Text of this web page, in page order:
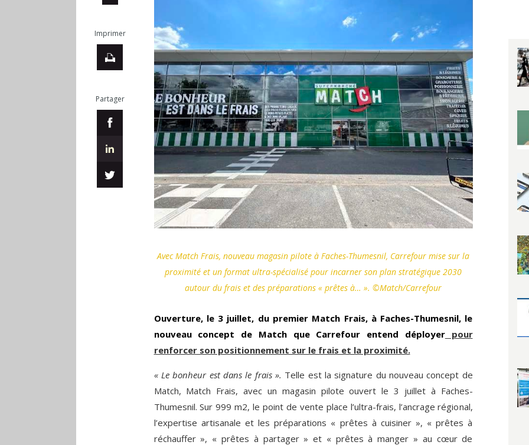
Imprimer
Partager
Avec Match Frais, nouveau magasin pilote à Faches-Thumesnil, Carrefour mise sur la
proximité et un format ultra-spécialisé pour incarner son plan stratégique 2030
autour du frais et des préparations « prêtes à… ». ©Match/Carrefour
Ouverture, le 3 juillet, du premier Match Frais, à Faches-Thumesnil, le
nouveau concept de Match que Carrefour entend déployerpour
renforcer son positionnement sur le frais et la proximité.
« Le bonheur est dans le frais ». Telle est la signature du nouveau concept de
Match, Match Frais, avec un magasin pilote ouvert le 3 juillet à Faches-
Thumesnil. Sur 999 m2, le point de vente place l’ultra-frais, l’ancrage régional,
l’expertise artisanale et les préparations « prêtes à cuisiner », « prêtes à
réchauffer », « prêtes à partager » et « prêtes à manger » au cœur de